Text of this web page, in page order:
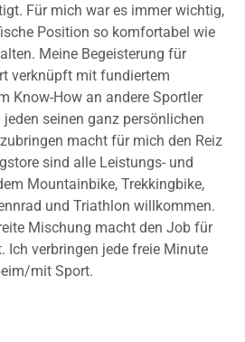
Für mich war es immer wichtig,
Position so komfortabel wie
Meine Begeisterung für
verknüpft mit fundiertem
Know-How an andere Sportler
seinen ganz persönlichen
macht für mich den Reiz
sind alle Leistungs- und
Mountainbike, Trekkingbike,
und Triathlon willkommen.
Mischung macht den Job für
Ich verbringen jede freie Minute
mit Sport.